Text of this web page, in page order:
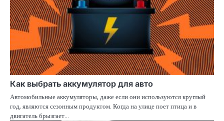
Как выбрать аккумулятор для авто
Автомобильные аккумуляторы, даже если они используются круглый
год, являются сезонным продуктом. Когда на улице поет птица и в
двигатель брызгает…